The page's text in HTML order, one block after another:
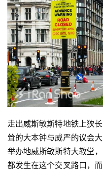
走出威斯敏斯特地铁上狭
耸的大本钟与威严的议会
举办地威斯敏斯特大教堂
都发生在这个交叉路口，